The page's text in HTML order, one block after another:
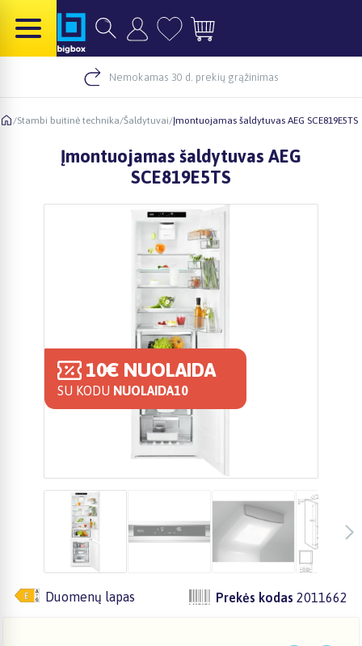
Nemokamas 30 d. prekių grąžinimas
/Stambi buitinė technika/Šaldytuvai/Įmontuojamas šaldytuvas AEG SCE819E5TS
Įmontuojamas šaldytuvas AEG
SCE819E5TS
10€ NUOLAIDA
SU KODU NUOLAIDA10
Duomenų lapas Prekės kodas 2011662